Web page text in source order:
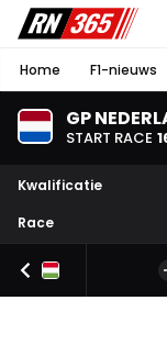
Home F1-nieuws
GP
START RACE
Kwalificatie
Race